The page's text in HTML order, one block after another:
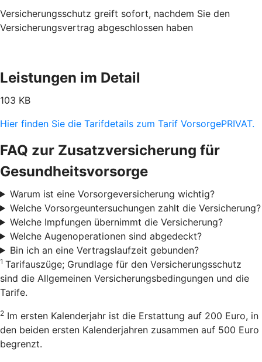
Versicherungsschutz greift sofort, nachdem Sie den
Versicherungsvertrag abgeschlossen haben
Leistungen im Detail
103 KB
Hier finden Sie die Tarifdetails zum Tarif VorsorgePRIVAT.
FAQ zur Zusatzversicherung für
Gesundheitsvorsorge
Warum ist eine Vorsorgeversicherung wichtig?
Welche Vorsorgeuntersuchungen zahlt die Versicherung?
Welche Impfungen übernimmt die Versicherung?
Welche Augenoperationen sind abgedeckt?
Bin ich an eine Vertragslaufzeit gebunden?
1 Tarifauszüge; Grundlage für den Versicherungsschutz
sind die Allgemeinen Versicherungsbedingungen und die
Tarife.
2 Im ersten Kalenderjahr ist die Erstattung auf 200 Euro, in
den beiden ersten Kalenderjahren zusammen auf 500 Euro
begrenzt.